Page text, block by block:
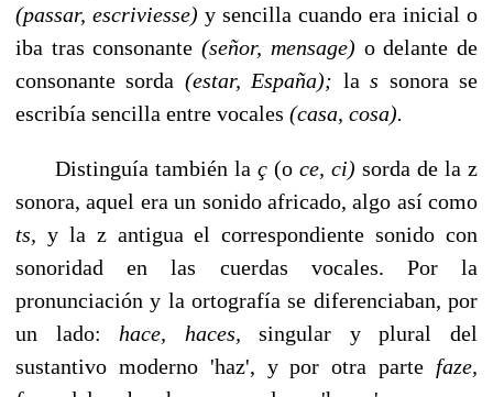
(passar, escriviesse) y sencilla cuando era inicial o
iba tras consonante(señor, mensage) o delante de
consonante sorda (estar, España); las sonora se
escribía sencilla entre vocales (casa, cosa).
Distinguía también la ç (o ce, ci) sorda de la z
sonora, aquel era un sonido africado, algo así como
ts, y la z anti­gua el correspondiente sonido con
sonoridad en las cuer­das vocales. Por la
pronunciación y la ortografía se diferen­ciaban, por
un lado: hace, haces,singular y plural del
sustantivo moderno 'haz', y por otra parte faze,